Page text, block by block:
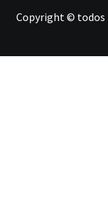
Copyright © todos